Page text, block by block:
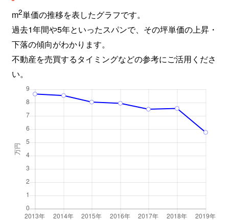
m2単価の推移を表したグラフです。
過去1年間や5年といったスパンで、その坪単価の上昇・
下落の傾向がわかります。
不動産を売買するタイミングなどの参考にご活用くださ
い。